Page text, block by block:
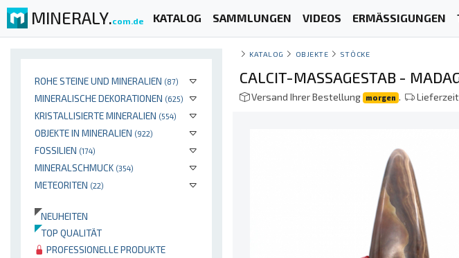
MINERALY.com.de KATALOG SAMMLUNGEN VIDEOS ERMÄSSIGUNGEN
ROHE STEINE UND MINERALIEN (87)
MINERALISCHE DEKORATIONEN (625)
KRISTALLISIERTE MINERALIEN (554)
OBJEKTE IN MINERALIEN (922)
FOSSILIEN (174)
MINERALSCHMUCK (354)
METEORITEN (22)
NEUHEITEN
TOP QUALITÄT
PROFESSIONELLE PRODUKTE
KATALOG OBJEKTE STÖCKE
CALCIT-MASSAGESTAB -
Versand Ihrer Bestellung morgen .